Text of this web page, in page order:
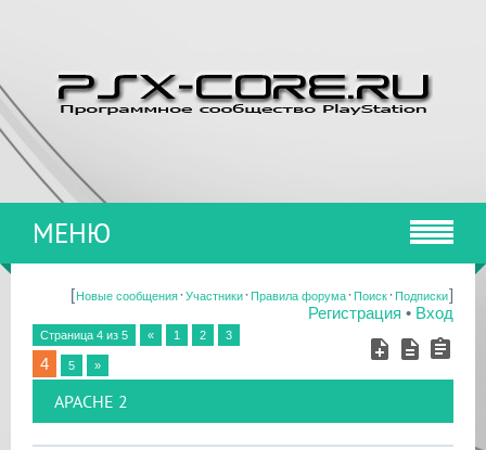
МЕНЮ
[Новые сообщения·Участники·Правила форума·Поиск·Подписки]
Регистрация • Вход
Страница 4 из 5 « 1 2 3
4 5 »
APACHE 2